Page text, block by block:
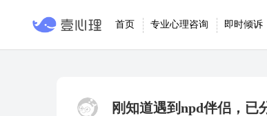
首页 专业心理咨询 即时倾诉
刚知道遇到npd伴侣，已